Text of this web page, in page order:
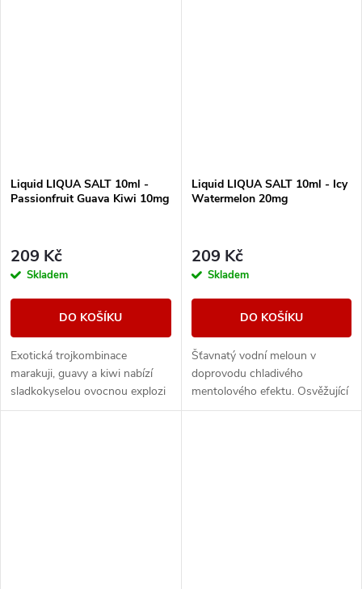
Liquid LIQUA SALT 10ml -
Passionfruit Guava Kiwi 10mg
209 Kč
Skladem
DO KOŠÍKU
Exotická trojkombinace
marakuji, guavy a kiwi nabízí
sladkokyselou ovocnou explozi
s tropickým nádechem.
Liquid LIQUA SALT 10ml - Icy
Watermelon 20mg
209 Kč
Skladem
DO KOŠÍKU
Šťavnatý vodní meloun v
doprovodu chladivého
mentolového efektu. Osvěžující
letní volba pro milovníky